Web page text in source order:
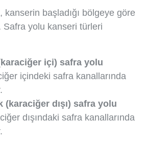
kanserin başladığı bölgeye göre
Safra yolu kanseri türleri
içi) safra yolu
içindeki safra kanallarında
(karaciğer dışı) safra yolu
dışındaki safra kanallarında